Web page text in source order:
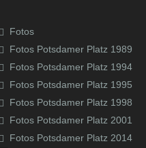
Fotos
Fotos Potsdamer Platz 1989
Fotos Potsdamer Platz 1994
Fotos Potsdamer Platz 1995
Fotos Potsdamer Platz 1998
Fotos Potsdamer Platz 2001
Fotos Potsdamer Platz 2014